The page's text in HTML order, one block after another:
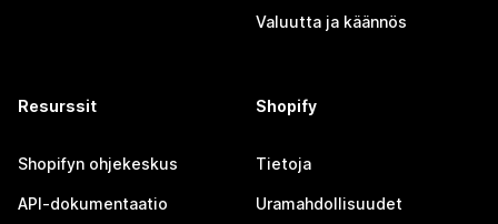
Valuutta ja käännös
Resurssit
Shopifyn ohjekeskus
API-dokumentaatio
Shopify
Tietoja
Uramahdollisuudet